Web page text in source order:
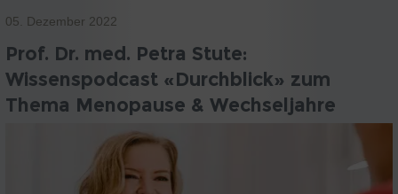
05. Dezember 2022
Prof. Dr. med. Petra Stute:
Wissenspodcast «Durchblick» zum
Thema Menopause & Wechseljahre